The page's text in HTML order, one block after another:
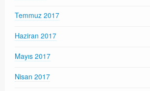
Temmuz 2017
Haziran 2017
Mayıs 2017
Nisan 2017